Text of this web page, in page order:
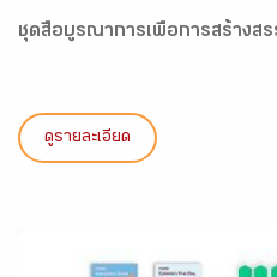
ชุดสื่อบูรณาการเพื่อการสร้างสร
ดูรายละเอียด